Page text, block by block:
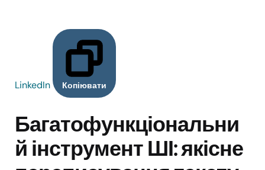
LinkedIn Копіювати
Багатофункціональни
й інструмент ШІ: якісне